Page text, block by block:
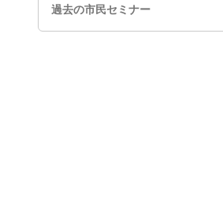
過去の市民セミナー